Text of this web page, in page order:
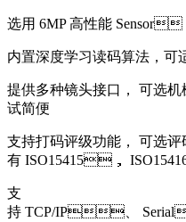
选用 6MP 高性能 Sensor
内置深度学习读码算法，
提供多种镜头接口， 可选机
试简便
支持打码评级功能， 可选
有 ISO15415，
支
持 TCP/IP、